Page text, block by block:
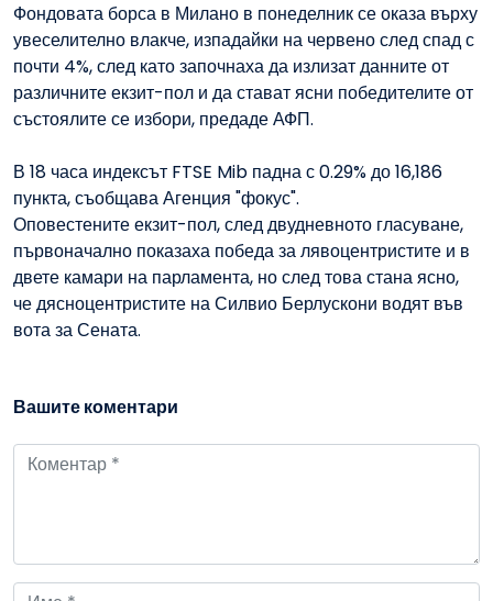
Фондовата борса в Милано в понеделник се оказа върху
увеселително влакче, изпадайки на червено след спад с
почти 4%, след като започнаха да излизат данните от
различните екзит-пол и да стават ясни победителите от
състоялите се избори, предаде АФП.
В 18 часа индексът FTSE Mib падна с 0.29% до 16,186
пункта, съобщава Агенция "фокус".
Оповестените екзит-пол, след двудневното гласуване,
първоначално показаха победа за лявоцентристите и в
двете камари на парламента, но след това стана ясно,
че дясноцентристите на Силвио Берлускони водят във
вота за Сената.
Вашите коментари